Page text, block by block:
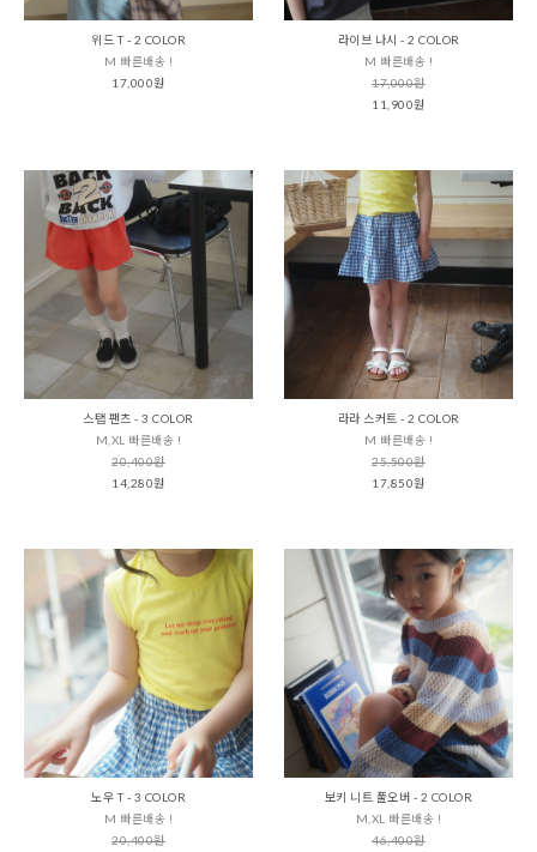
위드 T - 2 COLOR
M 빠른배송 !
17,000원
라이브 나시 - 2 COLOR
M 빠른배송 !
17,000원
11,900원
스탭 팬츠 - 3 COLOR
M,XL 빠른배송 !
20,400원
14,280원
라라 스커트 - 2 COLOR
M 빠른배송 !
25,500원
17,850원
노우 T - 3 COLOR
M 빠른배송 !
20,400원
보키 니트 풀오버 - 2 COLOR
M,XL 빠른배송 !
46,400원